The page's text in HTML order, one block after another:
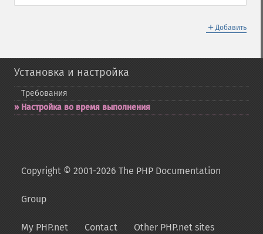
＋ Добавить
Установка и настройка
Требования
Настройка во время выполнения
Copyright © 2001-2026 The PHP Documentation
Group
My PHP.net Contact Other PHP.net sites